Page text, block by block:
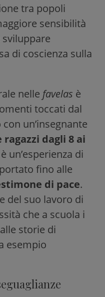
tra popoli
sensibilità
di coscienza sulla
nelle favelas è
toccati dal
un’insegnante
dagli 8 ai
un’esperienza di
fino alle
di pace.
del suo lavoro di
che a scuola i
storie di
esempio